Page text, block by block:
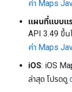
ค่า Maps
แผนที่แบบแ
API 3.49 ขึ้น
ค่า Maps
iOS: iOS
ล่าสุด โปรดดู